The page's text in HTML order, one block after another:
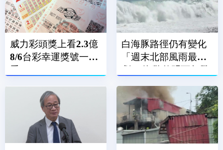
威力彩頭獎上看2.3億
8/6台彩幸運獎號一次
看
白海豚路徑仍有變化
「週末北部風雨最
劇」 海警估明下午發